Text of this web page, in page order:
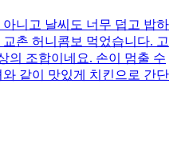
니고 날씨도 너무 덥고 밥하
촌 허니콤보 먹었습니다. 고
의 조합이네요. 손이 멈출 수
같이 맛있게 치킨으로 간단